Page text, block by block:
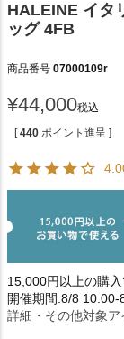
HALEINE イタ
ッグ 4FB
商品番号 07000109r
¥44,000税込
[ 440 ポイント進呈 ]
15,000円以上の購
開催期間:8/8 10:00-
詳細・その他対象